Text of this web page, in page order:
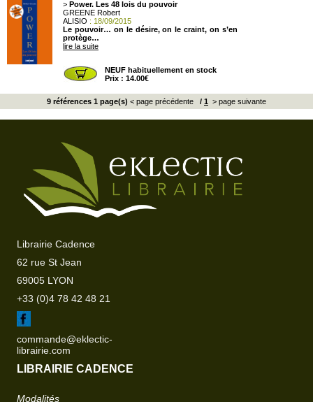
> Power. Les 48 lois du pouvoir
GREENE Robert
ALISIO : 18/09/2015
Le pouvoir… on le désire, on le craint, on s’en
protège…
lire la suite
NEUF habituellement en stock
Prix : 14.00€
9 références 1 page(s) < page précédente / 1 > page suivante
Librairie Cadence
62 rue St Jean
69005 LYON
+33 (0)4 78 42 48 21
commande@eklectic-
librairie.com
LIBRAIRIE CADENCE
Modalités